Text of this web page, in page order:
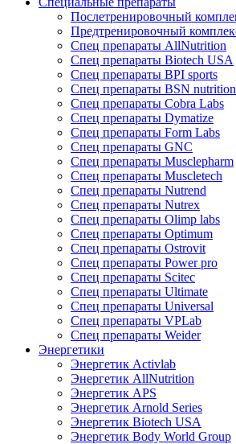
Послетренировочный
Предтренировочный
Спец препараты AllNutrition
Спец препараты Biotech USA
Спец препараты BPI sports
Спец препараты BSN nutrition
Спец препараты Cobra Labs
Спец препараты Dymatize
Спец препараты Form Labs
Спец препараты GNC
Спец препараты Musclepharm
Спец препараты Muscletech
Спец препараты Nutrend
Спец препараты Nutrex
Спец препараты Olimp labs
Спец препараты Optimum
Спец препараты Ostrovit
Спец препараты Power pro
Спец препараты Scitec
Спец препараты Ultimate
Спец препараты Universal
Спец препараты VPLab
Спец препараты Weider
Энергетики
Энергетик Activlab
Энергетик AllNutrition
Энергетик APS
Энергетик Arnold Series
Энергетик Biotech USA
Энергетик Body World Group